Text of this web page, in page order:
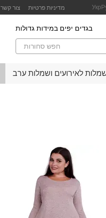
צור קשר מדיניות פרטיות Укр
בגדים יפים במידות גדולות
לאירועים ושמלות ערב